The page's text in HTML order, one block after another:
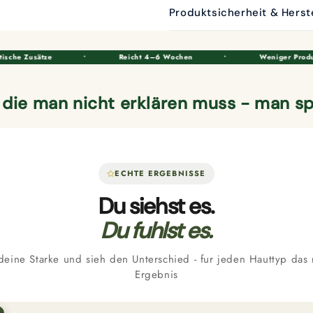
Produktsicherheit &
• Reicht 4–6 Wochen • Weniger Produkte. Mehr
die man nicht erklären muss - man
ECHTE ERGEBNISSE
Du siehst es.
Du fuhlst es.
Starke und sieh den Unterschied - fur jeden Hauttyp das
Ergebnis